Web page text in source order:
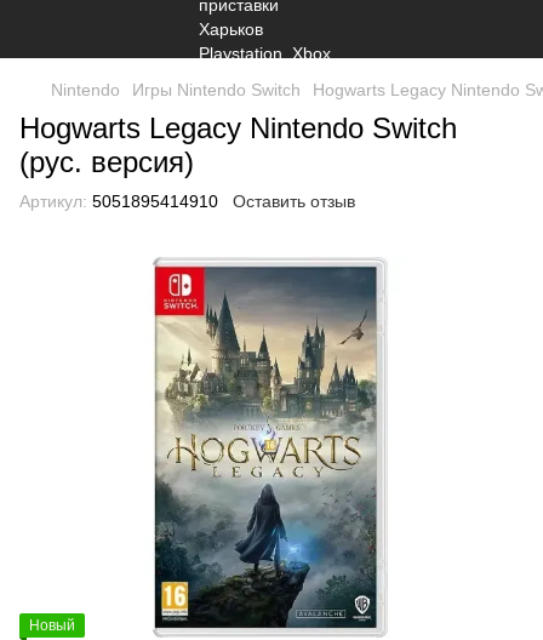
Nintendo Игры Nintendo Switch Hogwarts Legacy Nintendo
Hogwarts Legacy Nintendo Switch
(рус. версия)
Артикул: 5051895414910 Оставить отзыв
Новый